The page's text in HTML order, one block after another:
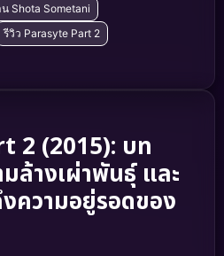
Shota Sometani
รีวิว Parasyte Part 2
2 (2015): บท
ล้างเผ่าพันธุ์ และ
ความอยู่รอดของ